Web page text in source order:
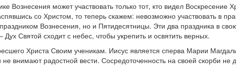
Вознесения может участвовать только тот, кто видел
со Христом, то теперь скажем: невозможно участвовать в
Вознесения, но и Пятидесятницы. Эти два праздника в
Святой сходит с небес, чтобы укрепить и освятить верных.
Христа Своим ученикам. Иисус является сперва Марии
внимают радостной вести. Сосредоточенность на своей скорби